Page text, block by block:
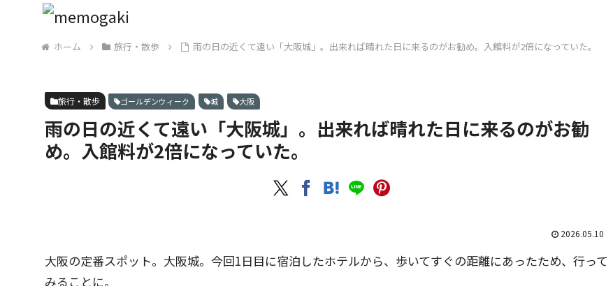
ホーム 旅行・散歩 雨の日の近くて遠い「大阪城」。出来れば晴れた日に来るのがお勧め。入館料が2倍になっていた。
旅行・散歩 ゴールデンウィーク 城 大阪
雨の日の近くて遠い「大阪城」。出来れば晴れた日に来るのがお勧
め。入館料が2倍になっていた。
2026.05.10
大阪の定番スポット。大阪城。今回1日目に宿泊したホテルから、歩いてすぐの距離にあったため、行って
みることに。